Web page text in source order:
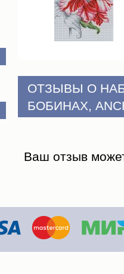
ОТЗЫВЫ О
БОБИНАХ,
Ваш отзыв